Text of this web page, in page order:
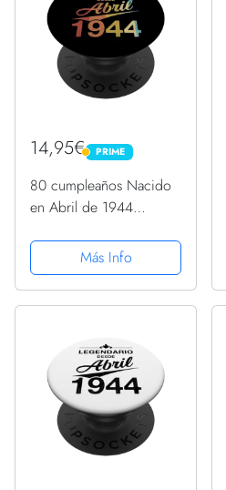
14,95€ PRIME
PRIME
80 cumpleaños Nacido
en Abril de 1944
PopSockets PopGrip
Intercambiable
Más Info